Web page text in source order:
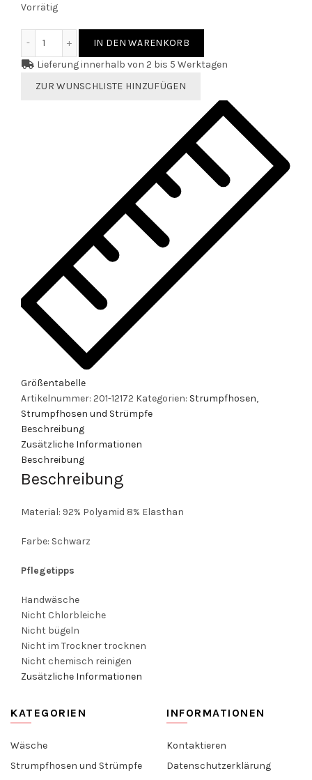
Vorrätig
IN DEN WARENKORB
Lieferung innerhalb von 2 bis 5 Werktagen
ZUR WUNSCHLISTE HINZUFÜGEN
Größentabelle
Artikelnummer: 201-12172 Kategorien: Strumpfhosen,
Strumpfhosen und Strümpfe
Beschreibung
Zusätzliche Informationen
Beschreibung
Beschreibung
Material: 92% Polyamid 8% Elasthan
Farbe: Schwarz
Pflegetipps
Handwäsche
Nicht Chlorbleiche
Nicht bügeln
Nicht im Trockner trocknen
Nicht chemisch reinigen
Zusätzliche Informationen
KATEGORIEN
Wäsche
Strumpfhosen und Strümpfe
INFORMATIONEN
Kontaktieren
Datenschutzerklärung